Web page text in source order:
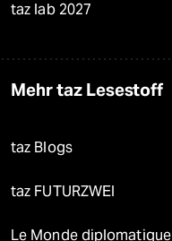
taz lab 2027
Mehr taz Lesestoff
taz Blogs
taz FUTURZWEI
Le Monde diplomatique